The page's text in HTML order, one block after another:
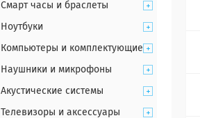
Смарт часы и браслеты
Ноутбуки
Компьютеры и комплектующие
Наушники и микрофоны
Акустические системы
Телевизоры и аксессуары